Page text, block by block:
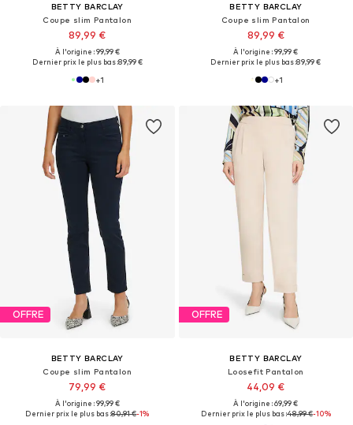
BETTY BARCLAY
Coupe slim Pantalon
89,99 €
À l'origine : 99,99 €
Dernier prix le plus bas :89,99 €
+1
BETTY BARCLAY
Coupe slim Pantalon
89,99 €
À l'origine : 99,99 €
Dernier prix le plus bas :89,99 €
+1
OFFRE
BETTY BARCLAY
Coupe slim Pantalon
79,99 €
À l'origine : 99,99 €
Dernier prix le plus bas :80,91 €-1%
OFFRE
BETTY BARCLAY
Loosefit Pantalon
44,09 €
À l'origine : 69,99 €
Dernier prix le plus bas :48,99 €-10%